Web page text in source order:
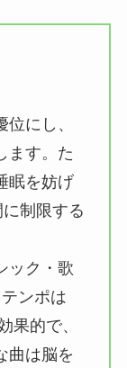
にし、
ます。た
眠を妨げ
制限する
ック・歌
ンポは
果的で、
曲は脳を